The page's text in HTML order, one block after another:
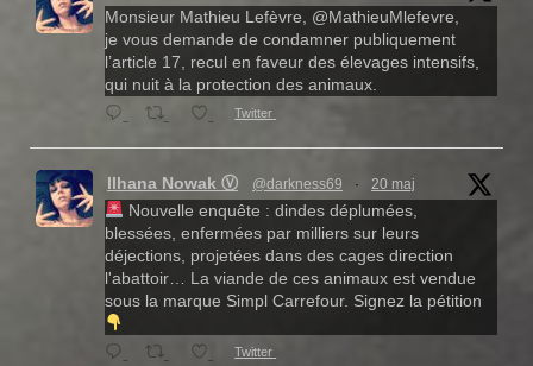
Monsieur Mathieu Lefèvre, @MathieuMlefevre,
je vous demande de condamner publiquement
l’article 17, recul en faveur des élevages intensifs,
qui nuit à la protection des animaux.
Twitter
Ilhana Nowak Ⓥ @darkness69 · 20 maj
Nouvelle enquête : dindes déplumées,
blessées, enfermées par milliers sur leurs
déjections, projetées dans des cages direction
l'abattoir… La viande de ces animaux est vendue
sous la marque Simpl Carrefour. Signez la pétition
Twitter